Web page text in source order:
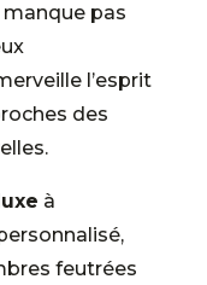
pas
l’esprit
des
à
feutrées